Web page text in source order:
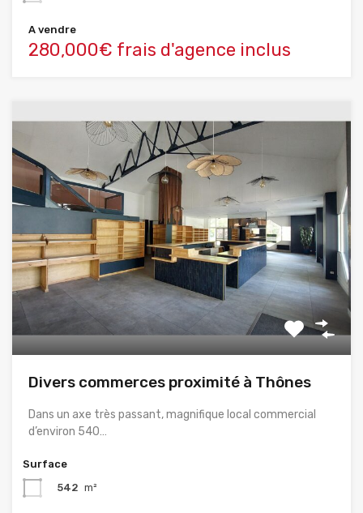
A vendre
280,000€ frais d'agence inclus
Divers commerces proximité à Thônes
Dans un axe très passant, magnifique local commercial
d’environ 540…
Surface
542 m²